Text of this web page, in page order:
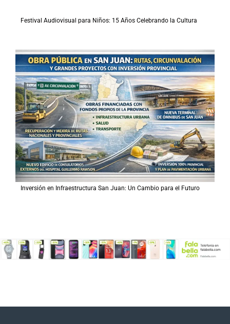
Festival Audiovisual para Niños: 15 Años Celebrando la Cultura
Inversión en Infraestructura San Juan: Un Cambio para el Futuro